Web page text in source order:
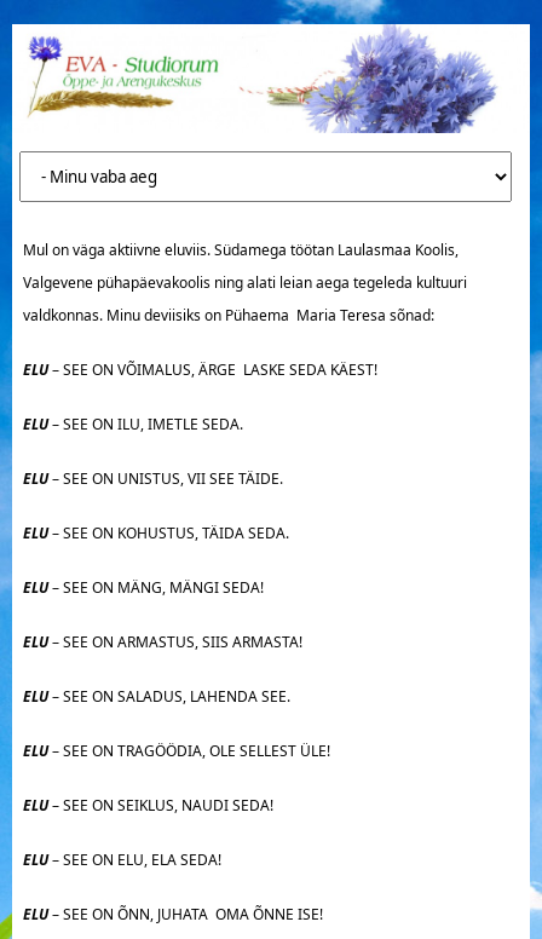
Mul on väga aktiivne eluviis. Südamega töötan Laulasmaa Koolis,
Valgevene pühapäevakoolis ning alati leian aega tegeleda kultuuri
valdkonnas. Minu deviisiks on Pühaema Maria Teresa sõnad:
ELU– SEE ON VÕIMALUS, ÄRGE LASKE SEDA KÄEST!
ELU– SEE ON ILU, IMETLE SEDA.
ELU– SEE ON UNISTUS, VII SEE TÄIDE.
ELU– SEE ON KOHUSTUS, TÄIDA SEDA.
ELU– SEE ON MÄNG, MÄNGI SEDA!
ELU– SEE ON ARMASTUS, SIIS ARMASTA!
ELU– SEE ON SALADUS, LAHENDA SEE.
ELU– SEE ON TRAGÖÖDIA, OLE SELLEST ÜLE!
ELU– SEE ON SEIKLUS, NAUDI SEDA!
ELU– SEE ON ELU, ELA SEDA!
ELU– SEE ON ÕNN, JUHATA OMA ÕNNE ISE!